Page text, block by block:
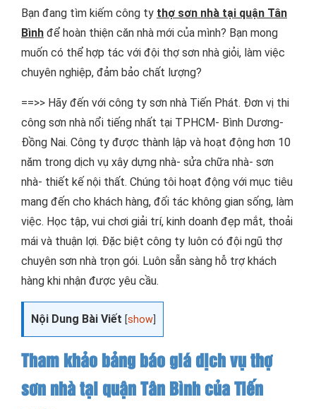
Bạn đang tìm kiếm công ty thợ sơn nhà tại quận Tân
Bình để hoàn thiện căn nhà mới của mình? Bạn mong
muốn có thể hợp tác với đội thợ sơn nhà giỏi, làm việc
chuyên nghiệp, đảm bảo chất lượng?
==>> Hãy đến với công ty sơn nhà Tiến Phát. Đơn vị thi
công sơn nhà nổi tiếng nhất tại TPHCM- Bình Dương-
Đồng Nai. Công ty được thành lập và hoạt động hơn 10
năm trong dịch vụ xây dựng nhà- sửa chữa nhà- sơn
nhà- thiết kế nội thất. Chúng tôi hoạt động với mục tiêu
mang đến cho khách hàng, đối tác không gian sống, làm
việc. Học tập, vui chơi giải trí, kinh doanh đẹp mắt, thoải
mái và thuận lợi. Đặc biệt công ty luôn có đội ngũ thợ
chuyên sơn nhà trọn gói. Luôn sẵn sàng hỗ trợ khách
hàng khi nhận được yêu cầu.
Nội Dung Bài Viết [show
Tham khảo bảng báo giá dịch vụ thợ
sơn nhà tại quận Tân Bình của Tiến